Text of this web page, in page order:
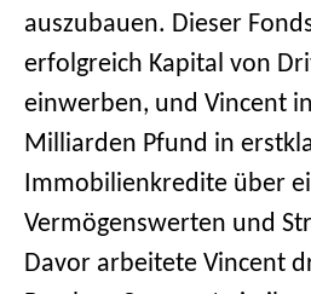
auszubauen. Dieser
erfolgreich Kapital von
einwerben, und Vincent
Milliarden Pfund in
Immobilienkredite über
Vermögenswerten und
Davor arbeitete Vincent